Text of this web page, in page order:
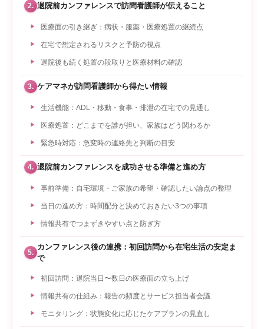
2. 退院前カンファレンスで訪問看護師が伝えること
医療面の引き継ぎ：病状・服薬・医療処置の継続点
在宅で想定されるリスクと予防の視点
退院後も続く処置の段取りと医療材料の確認
3. ケアマネが訪問看護師から得たい情報
生活機能：ADL・移動・食事・排泄の在宅での見通し
医療処置：どこまでを誰が担い、家族はどう関わるか
緊急時対応：急変時の連絡先と判断の目安
4. 退院前カンファレンスを成功させる準備と進め方
事前準備：自宅環境・ご家族の希望・確認したい論点の整理
当日の進め方：時間配分と決めておきたい3つの事項
情報共有でつまずきやすい点と防ぎ方
5.
カンファレンス後の連携：初回訪問から在宅生活の安定ま
で
初回訪問：退院当日〜数日の医療面の立ち上げ
情報共有の仕組み：報告の頻度とサービス担当者会議
モニタリング：状態変化に応じたケアプランの見直し